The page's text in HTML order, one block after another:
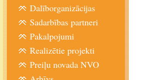
Dalīborganizācijas
Sadarbības partneri
Pakalpojumi
Realizētie projekti
Preiļu novada NVO